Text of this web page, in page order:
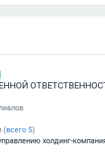
(всего 5)
холдинг-